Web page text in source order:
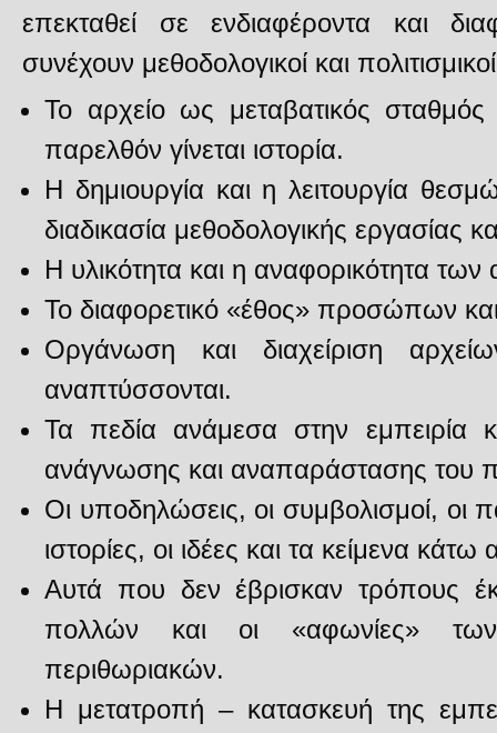
επεκταθεί σε ενδιαφέροντα και
συνέχουν μεθοδολογικοί και
Το αρχείο ως μεταβατικός
παρελθόν γίνεται ιστορία.
Η δημιουργία και η λειτουργία
διαδικασία μεθοδολογικής εργασίας
Η υλικότητα και η αναφορικότητα των
Το διαφορετικό «έθος» προσώπων
Οργάνωση και διαχείριση
αναπτύσσονται.
Τα πεδία ανάμεσα στην εμπειρία
ανάγνωσης και αναπαράστασης του
Οι υποδηλώσεις, οι συμβολισμοί, οι
ιστορίες, οι ιδέες και τα κείμενα
Αυτά που δεν έβρισκαν τρόπους
πολλών και οι «αφωνίες»
περιθωριακών.
Η μετατροπή – κατασκευή της